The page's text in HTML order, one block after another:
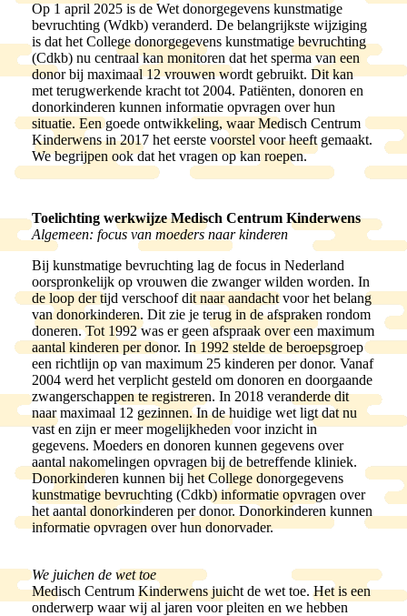
Op 1 april 2025 is de Wet donorgegevens kunstmatige
bevruchting (Wdkb) veranderd. De belangrijkste wijziging
is dat het College donorgegevens kunstmatige bevruchting
(Cdkb) nu centraal kan monitoren dat het sperma van een
donor bij maximaal 12 vrouwen wordt gebruikt. Dit kan
met terugwerkende kracht tot 2004. Patiënten, donoren en
donorkinderen kunnen informatie opvragen over hun
situatie. Een goede ontwikkeling, waar Medisch Centrum
Kinderwens in 2017 het eerste voorstel voor heeft gemaakt.
We begrijpen ook dat het vragen op kan roepen.
Toelichting werkwijze Medisch Centrum Kinderwens
Algemeen: focus van moeders naar kinderen
Bij kunstmatige bevruchting lag de focus in Nederland
oorspronkelijk op vrouwen die zwanger wilden worden. In
de loop der tijd verschoof dit naar aandacht voor het belang
van donorkinderen. Dit zie je terug in de afspraken rondom
doneren. Tot 1992 was er geen afspraak over een maximum
aantal kinderen per donor. In 1992 stelde de beroepsgroep
een richtlijn op van maximum 25 kinderen per donor. Vanaf
2004 werd het verplicht gesteld om donoren en doorgaande
zwangerschappen te registreren. In 2018 veranderde dit
naar maximaal 12 gezinnen. In de huidige wet ligt dat nu
vast en zijn er meer mogelijkheden voor inzicht in
gegevens. Moeders en donoren kunnen gegevens over
aantal nakomelingen opvragen bij de betreffende kliniek.
Donorkinderen kunnen bij het College donorgegevens
kunstmatige bevruchting (Cdkb) informatie opvragen over
het aantal donorkinderen per donor. Donorkinderen kunnen
informatie opvragen over hun donorvader.
We juichen de wet toe
Medisch Centrum Kinderwens juicht de wet toe. Het is een
onderwerp waar wij al jaren voor pleiten en we hebben